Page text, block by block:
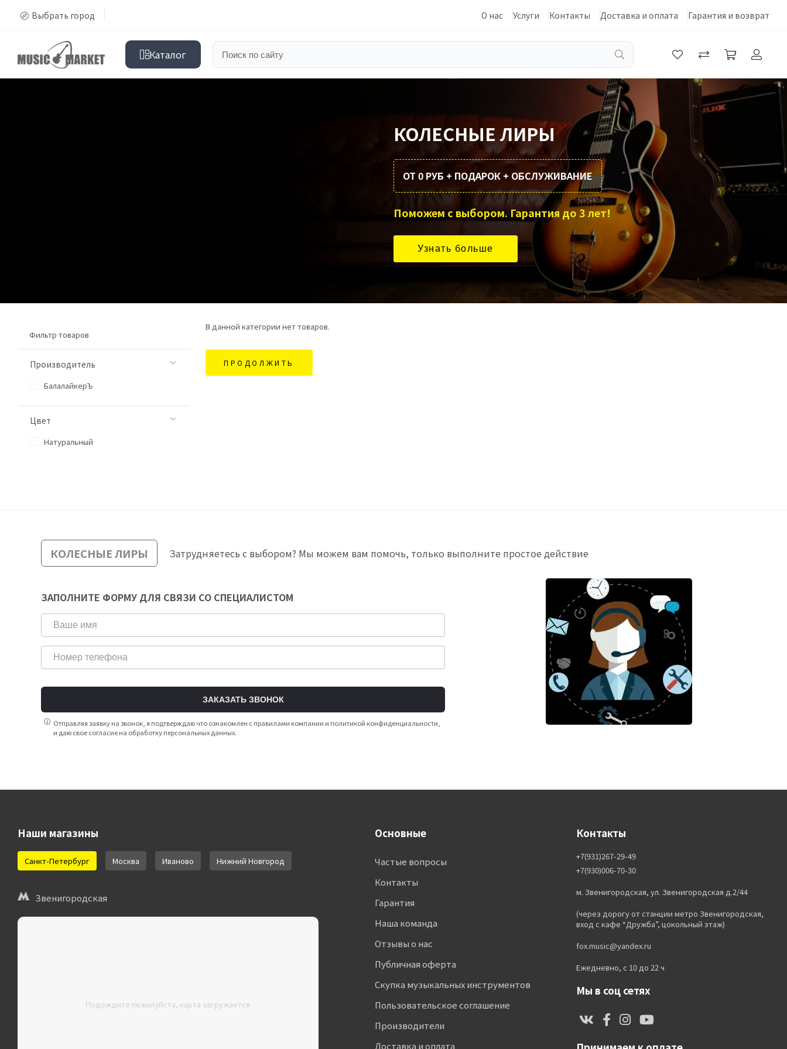
Выбрать город О нас Услуги Контакты Доставка и оплата Гарантия и возврат
Каталог
КОЛЕСНЫЕ ЛИРЫ
ОТ 0 РУБ + ПОДАРОК + ОБСЛУЖИВАНИЕ
Узнать больше
Фильтр товаров
Производитель
БалалайкерЪ
Цвет
Натуральный
В данной категории нет товаров.
ПРОДОЛЖИТЬ
КОЛЕСНЫЕ ЛИРЫ Затрудняетесь с выбором? Мы можем вам помочь, только выполните простое действие
ЗАПОЛНИТЕ ФОРМУ ДЛЯ СВЯЗИ СО СПЕЦИАЛИСТОМ
ЗАКАЗАТЬ ЗВОНОК
Отправляя заявку на звонок, я подтверждаю что ознакомлен с правилами компании и политикой конфиденциальности,
и даю свое согласие на обработку персональных данных.
Наши магазины
Санкт-Петербург Москва Иваново Нижний Новгород
Звенигородская
Подождите пожалуйста, карта загружается
Основные
Частые вопросы
Контакты
Гарантия
Наша команда
Отзывы о нас
Публичная оферта
Скупка музыкальных инструментов
Пользовательское соглашение
Производители
Доставка и оплата
Контакты
+7(931)267-29-49
+7(930)006-70-30
м. Звенигородская, ул. Звенигородская д.2/44
(через дорогу от станции метро Звенигородская,
вход с кафе “Дружба”, цокольный этаж)
fox.music@yandex.ru
Ежедневно, с 10 до 22 ч
Мы в соц сетях